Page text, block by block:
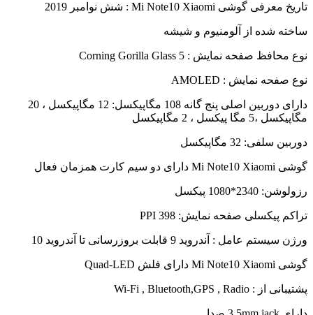
تاریخ معرفی گوشی Mi Note10 Xiaomi : شش نوامبر 2019
ساخته شده از آلومنیوم و شیشه
نوع محافظ صفحه نمایش : Corning Gorilla Glass 5
نوع صفحه نمایش : AMOLED
دارای دوربین اصلی پنج گانه 108 مگاپیکسل: 12 مگاپیکسل ، 20
مگاپیکسل ،5 مگا پیکسل ، 2 مگاپیکسل
دوربین سلفی: 32 مگاپیکسل
گوشی Mi Note10 Xiaomi دارای دو سیم کارت همزمان فعال
رزولوشن: 2340*1080 پیکسل
تراکم پیکسلی صفحه نمایش: 398 PPI
ورژن سیستم عامل : آندروید 9 قابلت بروزرسانی تا آندروید 10
گوشی Mi Note10 Xiaomi دارای فلش Quad-LED
پشتیبانی از : Wi-Fi , Bluetooth,GPS , Radio